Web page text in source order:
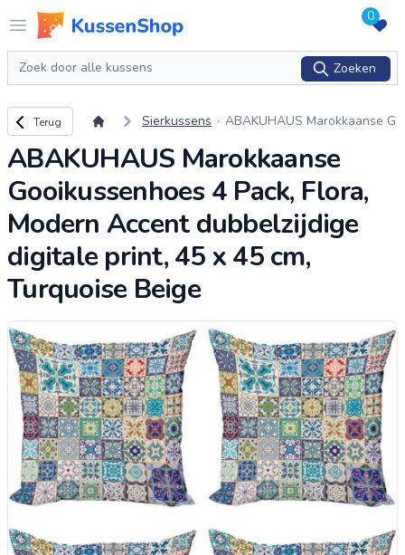
Open menu
Logo www.kussenshop.nl 0
Zoeken
Zoeken
Terug naar overzicht
Terug Sierkussens
ABAKUHAUS Marokkaanse G
Modern Accent dubbelzijdige
ABAKUHAUS Marokkaanse
Gooikussenhoes 4 Pack, Flora,
Modern Accent dubbelzijdige
digitale print, 45 x 45 cm,
Turquoise Beige